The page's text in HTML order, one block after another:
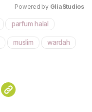
Mute
Powered by GliaStudios
parfum halal
muslim wardah